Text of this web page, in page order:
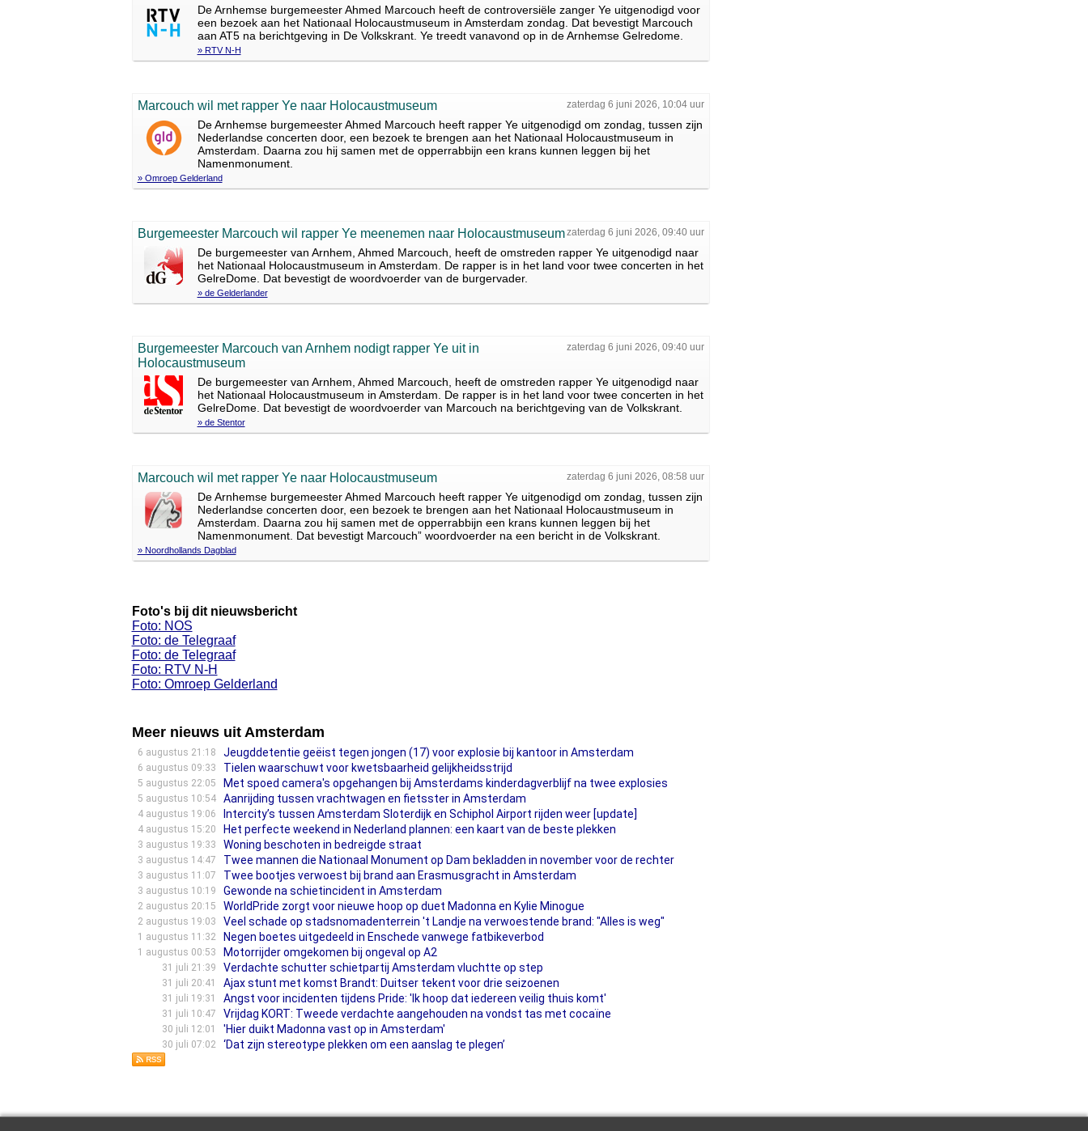
De Arnhemse burgemeester Ahmed Marcouch heeft de controversiële zanger Ye uitgenodigd voor
een bezoek aan het Nationaal Holocaustmuseum in Amsterdam zondag. Dat bevestigt Marcouch
aan AT5 na berichtgeving in De Volkskrant. Ye treedt vanavond op in de Arnhemse Gelredome.
» RTV N-H
zaterdag 6 juni 2026, 10:04 uur
Marcouch wil met rapper Ye naar Holocaustmuseum
De Arnhemse burgemeester Ahmed Marcouch heeft rapper Ye uitgenodigd om zondag, tussen zijn
Nederlandse concerten door, een bezoek te brengen aan het Nationaal Holocaustmuseum in
Amsterdam. Daarna zou hij samen met de opperrabbijn een krans kunnen leggen bij het
Namenmonument.
» Omroep Gelderland
zaterdag 6 juni 2026, 09:40 uur
Burgemeester Marcouch wil rapper Ye meenemen naar Holocaustmuseum
De burgemeester van Arnhem, Ahmed Marcouch, heeft de omstreden rapper Ye uitgenodigd naar
het Nationaal Holocaustmuseum in Amsterdam. De rapper is in het land voor twee concerten in het
GelreDome. Dat bevestigt de woordvoerder van de burgervader.
» de Gelderlander
zaterdag 6 juni 2026, 09:40 uur
Burgemeester Marcouch van Arnhem nodigt rapper Ye uit in
Holocaustmuseum
De burgemeester van Arnhem, Ahmed Marcouch, heeft de omstreden rapper Ye uitgenodigd naar
het Nationaal Holocaustmuseum in Amsterdam. De rapper is in het land voor twee concerten in het
GelreDome. Dat bevestigt de woordvoerder van Marcouch na berichtgeving van de Volkskrant.
» de Stentor
zaterdag 6 juni 2026, 08:58 uur
Marcouch wil met rapper Ye naar Holocaustmuseum
De Arnhemse burgemeester Ahmed Marcouch heeft rapper Ye uitgenodigd om zondag, tussen zijn
Nederlandse concerten door, een bezoek te brengen aan het Nationaal Holocaustmuseum in
Amsterdam. Daarna zou hij samen met de opperrabbijn een krans kunnen leggen bij het
Namenmonument. Dat bevestigt Marcouch” woordvoerder na een bericht in de Volkskrant.
» Noordhollands Dagblad
Foto's bij dit nieuwsbericht
Foto: NOS
Foto: de Telegraaf
Foto: de Telegraaf
Foto: RTV N-H
Foto: Omroep Gelderland
Meer nieuws uit Amsterdam
6 augustus 21:18 Jeugddetentie geëist tegen jongen (17) voor explosie bij kantoor in Amsterdam
6 augustus 09:33 Tielen waarschuwt voor kwetsbaarheid gelijkheidsstrijd
5 augustus 22:05 Met spoed camera's opgehangen bij Amsterdams kinderdagverblijf na twee explosies
5 augustus 10:54 Aanrijding tussen vrachtwagen en fietsster in Amsterdam
4 augustus 19:06 Intercity’s tussen Amsterdam Sloterdijk en Schiphol Airport rijden weer [update]
4 augustus 15:20 Het perfecte weekend in Nederland plannen: een kaart van de beste plekken
3 augustus 19:33 Woning beschoten in bedreigde straat
3 augustus 14:47 Twee mannen die Nationaal Monument op Dam bekladden in november voor de rechter
3 augustus 11:07 Twee bootjes verwoest bij brand aan Erasmusgracht in Amsterdam
3 augustus 10:19 Gewonde na schietincident in Amsterdam
2 augustus 20:15 WorldPride zorgt voor nieuwe hoop op duet Madonna en Kylie Minogue
2 augustus 19:03 Veel schade op stadsnomadenterrein 't Landje na verwoestende brand: "Alles is weg"
1 augustus 11:32 Negen boetes uitgedeeld in Enschede vanwege fatbikeverbod
1 augustus 00:53 Motorrijder omgekomen bij ongeval op A2
31 juli 21:39 Verdachte schutter schietpartij Amsterdam vluchtte op step
31 juli 20:41 Ajax stunt met komst Brandt: Duitser tekent voor drie seizoenen
31 juli 19:31 Angst voor incidenten tijdens Pride: 'Ik hoop dat iedereen veilig thuis komt'
31 juli 10:47 Vrijdag KORT: Tweede verdachte aangehouden na vondst tas met cocaïne
30 juli 12:01 'Hier duikt Madonna vast op in Amsterdam'
30 juli 07:02 ‘Dat zijn stereotype plekken om een aanslag te plegen’